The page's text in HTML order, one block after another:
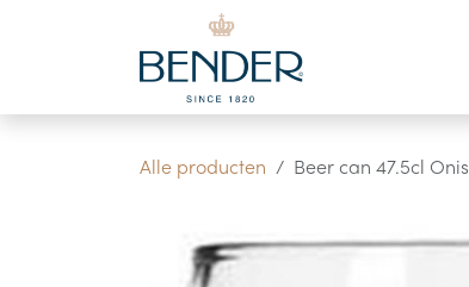
Overslaan naar inhoud
Alle producten Beer can 47.5cl Onis